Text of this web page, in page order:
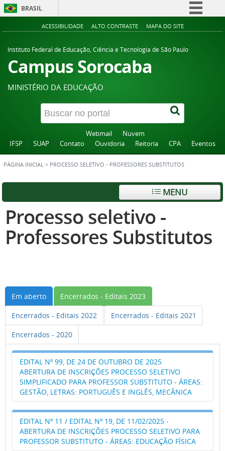
BRASIL
Simplifique!
Acesso à informação
Canais
ACESSIBILIDADE ALTO CONTRASTE MAPA DO SITE
Instituto Federal de Educação, Ciência e Tecnologia de São Paulo
Campus Sorocaba
MINISTÉRIO DA EDUCAÇÃO
Webmail
Nuvem
IFSP
SUAP Contato Ouvidoria Reitoria CPA Eventos
PÁGINA INICIAL > PROCESSO SELETIVO - PROFESSORES SUBSTITUTOS
MENU
Processo seletivo -
Professores Substitutos
Em aberto
Encerrados - Editais 2023
Encerrados - Editais 2022
Encerrados - Editais 2021
Encerrados - 2020
EDITAL Nº 99, DE 24 DE OUTUBRO DE 2025
ABERTURA DE INSCRIÇÕES PROCESSO SELETIVO
SIMPLIFICADO PARA PROFESSOR SUBSTITUTO - ÁREAS:
GESTÃO, LETRAS: PORTUGUÊS E INGLÊS, MECÂNICA
➧EDITAL Nº 99, DE 24 DE OUTUBRO DE 2025
➧ATO DE DIVULGAÇÃO DO CRONOGRAMA
EDITAL Nº 11 / EDITAL Nº 19, DE 11/02/2025 -
ABERTURA DE INSCRIÇÕES PROCESSO SELETIVO PARA
PROFESSOR SUBSTITUTO - ÁREAS: EDUCAÇÃO FÍSICA